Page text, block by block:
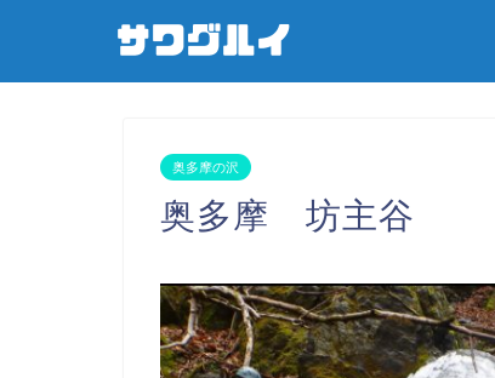
奥多摩の沢
奥多摩 坊主谷